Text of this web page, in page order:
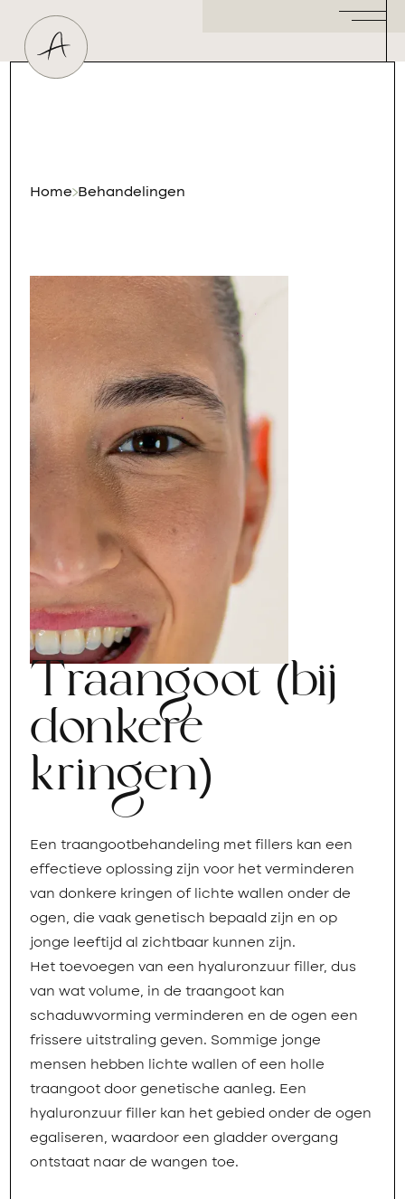
Huidtherapeut
Home Behandelingen
Traangoot (bij
donkere
kringen)
Een traangootbehandeling met fillers kan een
effectieve oplossing zijn voor het verminderen
van donkere kringen of lichte wallen onder de
ogen, die vaak genetisch bepaald zijn en op
jonge leeftijd al zichtbaar kunnen zijn.
Het toevoegen van een hyaluronzuur filler, dus
van wat volume, in de traangoot kan
schaduwvorming verminderen en de ogen een
frissere uitstraling geven. Sommige jonge
mensen hebben lichte wallen of een holle
traangoot door genetische aanleg. Een
hyaluronzuur filler kan het gebied onder de ogen
egaliseren, waardoor een gladder overgang
ontstaat naar de wangen toe.